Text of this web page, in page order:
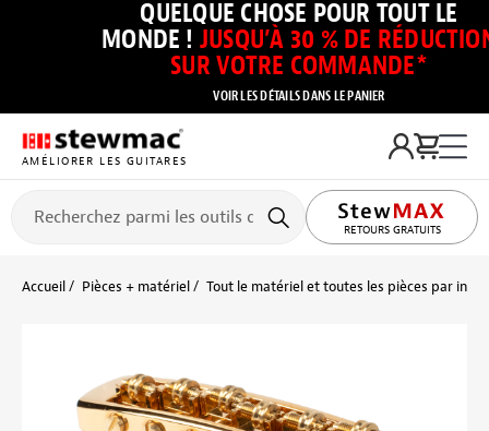
QUELQUE CHOSE POUR TOUT LE
MONDE ! JUSQU’À 30 % DE
SUR VOTRE COMMANDE*
VOIR LES DÉTAILS DANS LE PANIER
AMÉLIORER LES GUITARES
RETOURS GRATUITS
Accueil Pièces + matériel Tout le matériel et toutes les pièces par